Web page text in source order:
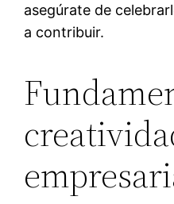
asegúrate de
a contribuir.